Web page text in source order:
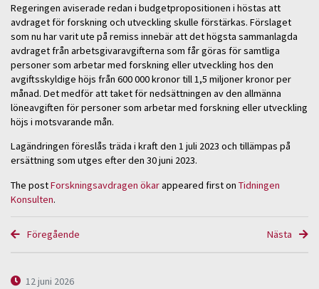
Regeringen aviserade redan i budgetpropositionen i höstas att
avdraget för forskning och utveckling skulle förstärkas. Förslaget
som nu har varit ute på remiss innebär att det högsta sammanlagda
avdraget från arbetsgivaravgifterna som får göras för samtliga
personer som arbetar med forskning eller utveckling hos den
avgiftsskyldige höjs från 600 000 kronor till 1,5 miljoner kronor per
månad. Det medför att taket för nedsättningen av den allmänna
löneavgiften för personer som arbetar med forskning eller utveckling
höjs i motsvarande mån.
Lagändringen föreslås träda i kraft den 1 juli 2023 och tillämpas på
ersättning som utges efter den 30 juni 2023.
The postForskningsavdragen ökarappeared first on Tidningen
Konsulten.
Föregående Nästa
12 juni 2026